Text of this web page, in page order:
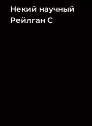
Некий научный
Рейлган С